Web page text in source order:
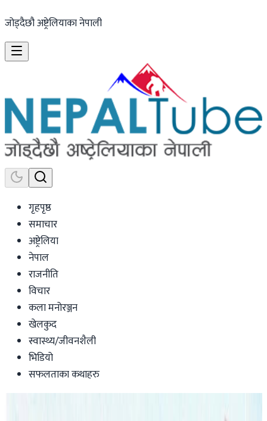
जोड्दैछौ अष्ट्रेलियाका नेपाली
गृहपृष्ठ
समाचार
अष्ट्रेलिया
नेपाल
राजनीति
विचार
कला मनोरञ्जन
खेलकुद
स्वास्थ्य/जीवनशैली
भिडियो
सफलताका कथाहरु